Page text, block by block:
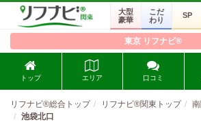
大型
豪華
こだ
わり
SP
東京 リフナビ®
トップ エリア 口コミ
リフナビ®総合トップ リフナビ®関東トップ
池袋北口